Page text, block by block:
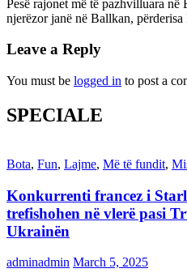
Pesë rajonet më të pazhvilluara
njerëzor janë në Ballkan,
Leave a Reply
You must be logged in to post a
SPECIALE
Bota, Fun, Lajme, Më të fundit,
Konkurrenti francez i
trefishohen në vlerë pasi
Ukrainën
adminadmin March 5, 2025